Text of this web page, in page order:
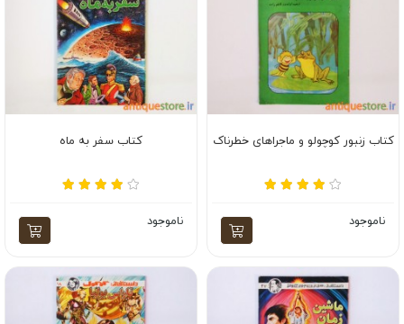
کتاب زنبور کوچولو و ماجراهای خطرناک
ناموجود
کتاب سفر به ماه
ناموجود